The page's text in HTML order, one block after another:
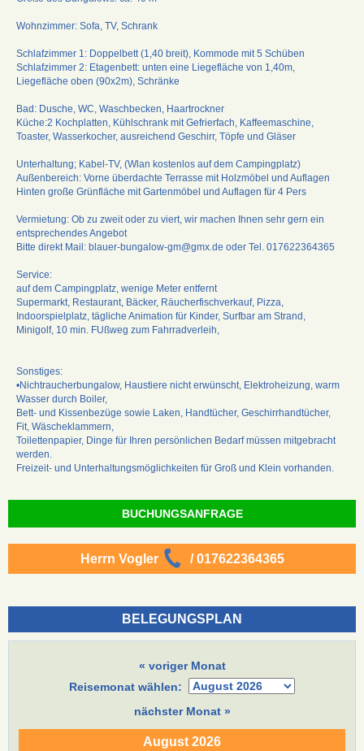
Wohnzimmer: Sofa, TV, Schrank
Schlafzimmer 1: Doppelbett (1,40 breit), Kommode mit 5 Schüben
Schlafzimmer 2: Etagenbett: unten eine Liegefläche von 1,40m,
Liegefläche oben (90x2m), Schränke
Bad: Dusche, WC, Waschbecken, Haartrockner
Küche:2 Kochplatten, Kühlschrank mit Gefrierfach, Kaffeemaschine,
Toaster, Wasserkocher, ausreichend Geschirr, Töpfe und Gläser
Unterhaltung; Kabel-TV, (Wlan kostenlos auf dem Campingplatz)
Außenbereich: Vorne überdachte Terrasse mit Holzmöbel und Auflagen
Hinten große Grünfläche mit Gartenmöbel und Auflagen für 4 Pers
Vermietung: Ob zu zweit oder zu viert, wir machen Ihnen sehr gern ein
entsprechendes Angebot
Bitte direkt Mail: blauer-bungalow-gm@gmx.de oder Tel. 017622364365
Service:
auf dem Campingplatz, wenige Meter entfernt
Supermarkt, Restaurant, Bäcker, Räucherfischverkauf, Pizza,
Indoorspielplatz, tägliche Animation für Kinder, Surfbar am Strand,
Minigolf, 10 min. FUßweg zum Fahrradverleih,
Sonstiges:
•Nichtraucherbungalow, Haustiere nicht erwünscht, Elektroheizung, warm
Wasser durch Boiler,
Bett- und Kissenbezüge sowie Laken, Handtücher, Geschirrhandtücher,
Fit, Wäscheklammern,
Toilettenpapier, Dinge für Ihren persönlichen Bedarf müssen mitgebracht
werden.
Freizeit- und Unterhaltungsmöglichkeiten für Groß und Klein vorhanden.
BUCHUNGSANFRAGE
Herrn Vogler / 017622364365
BELEGUNGSPLAN
« voriger Monat
Reisemonat wählen:
nächster Monat »
August 2026